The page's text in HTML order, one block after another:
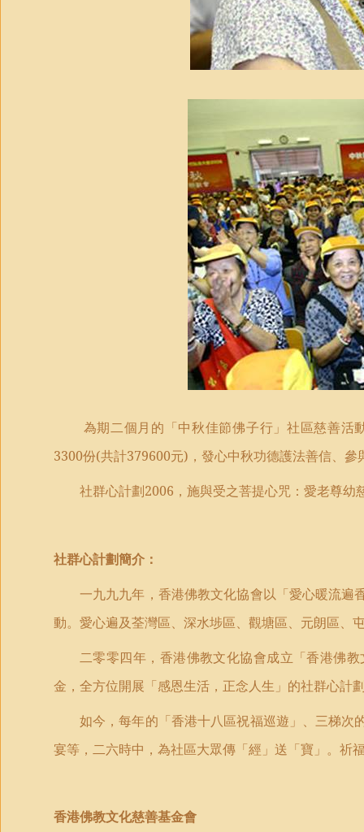
為期二個月的「中秋佳節佛子行」社區慈善活
3300份(共計379600元) ，發心中秋功德護法善信、
社群心計劃2006 ，施與受之菩提心咒：愛老尊
社群心計劃簡介：
一九九九年，香港佛教文化協會以「愛心暖流
動。愛心遍及荃灣區、深水埗區、觀塘區、元朗區、
二零零四年，香港佛教文化協會成立「香港佛
金，全方位開展「感恩生活，正念人生」的社群心計
如今，每年的「香港十八區祝福巡遊」、三梯
宴等，二六時中，為社區大眾傳「經」送「寶」。祈
香港佛教文化慈善基金會